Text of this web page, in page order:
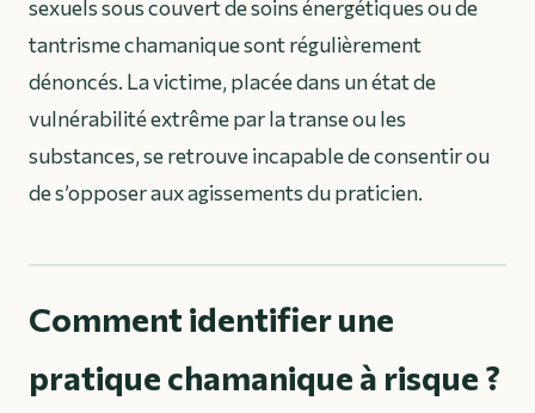
sexuels sous couvert de soins énergétiques ou de
tantrisme chamanique sont régulièrement
dénoncés. La victime, placée dans un état de
vulnérabilité extrême par la transe ou les
substances, se retrouve incapable de consentir ou
de s’opposer aux agissements du praticien.
Comment identifier une
pratique chamanique à risque ?